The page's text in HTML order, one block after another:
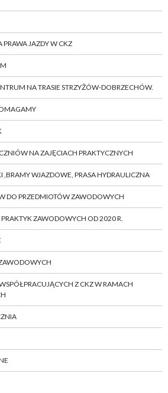
PRAWA JAZDY W CKZ
NA TRASIE STRZYŻÓW-DOBRZECHÓW.
NA ZAJĘCIACH PRAKTYCZNYCH
,BRAMY WJAZDOWE, PRASA HYDRAULICZNA
DO PRZEDMIOTÓW ZAWODOWYCH
ZAWODOWYCH OD 2020 R.
Z CKZ W RAMACH